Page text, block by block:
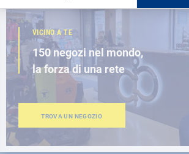
VICINO A TE
150 negozi nel mondo,
la forza di una rete
TROVA UN NEGOZIO